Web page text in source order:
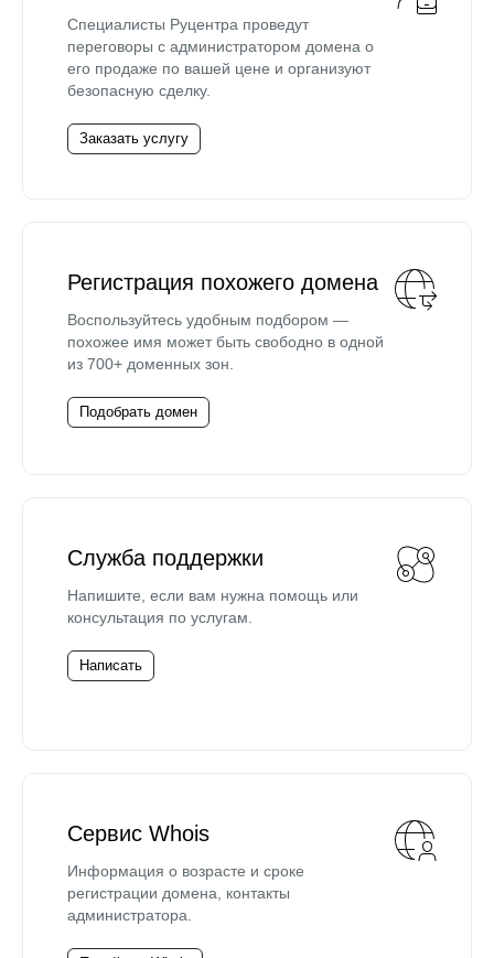
Специалисты Руцентра проведут
переговоры с администратором домена о
его продаже по вашей цене и организуют
безопасную сделку.
Заказать услугу
Регистрация похожего домена
Воспользуйтесь удобным подбором —
похожее имя может быть свободно в одной
из 700+ доменных зон.
Подобрать домен
Служба поддержки
Напишите, если вам нужна помощь или
консультация по услугам.
Написать
Сервис Whois
Информация о возрасте и сроке
регистрации домена, контакты
администратора.